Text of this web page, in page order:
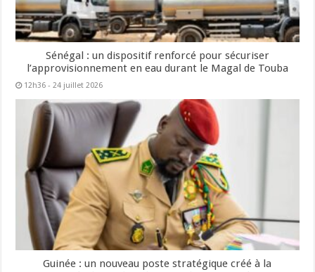
Sénégal : un dispositif renforcé pour sécuriser
l’approvisionnement en eau durant le Magal de Touba
12h36 - 24 juillet 2026
Guinée : un nouveau poste stratégique créé à la